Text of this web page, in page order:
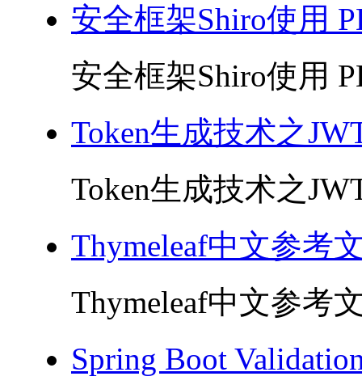
安全框架Shiro使用
安全框架Shiro使用
Token生成技术之
Token生成技术之
Thymeleaf中文参考
Thymeleaf中文参考
Spring Boot